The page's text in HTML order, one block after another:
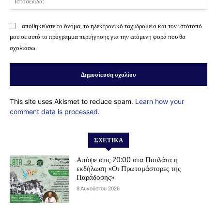
αποθηκεύστε το όνομα, το ηλεκτρονικό ταχυδρομείο και τον ιστότοπό
μου σε αυτό το πρόγραμμα περιήγησης για την επόμενη φορά που θα
σχολιάσω.
This site uses Akismet to reduce spam. Learn how your
comment data is processed.
ΣΧΕΤΙΚΆ
Απόψε στις 20:00 στα Πουλάτα η
εκδήλωση «Οι Πρωτομάστορες της
Παράδοσης»
8 Αυγούστου 2026